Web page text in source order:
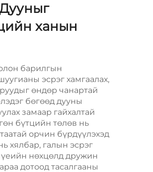
ханын
барилгын
эсрэг хамгаалах,
өндөр чанартай
бөгөөд дууны
замаар гайхалтай
бүтцийн төлөв нь
орчин бүрдүүлэхэд
хялбар, галын эсрэг
үеийн нөхцөлд дружин
дотоод тасалгааны